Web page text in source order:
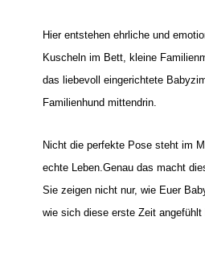
Hier entstehen ehrliche und
Kuscheln im Bett, kleine
das liebevoll eingerichtete
Familienhund mittendrin.
Nicht die perfekte Pose steht im
echte Leben.Genau das macht
Sie zeigen nicht nur, wie Euer
wie sich diese erste Zeit angefühlt